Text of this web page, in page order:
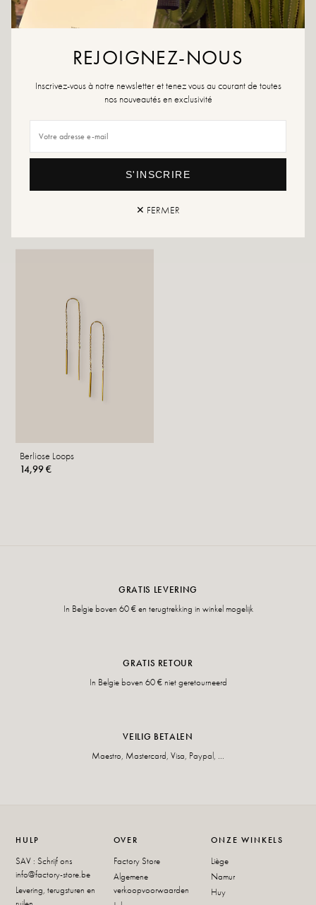
Draairing
Berliose Loops
14,99 €
GRATIS LEVERING
In Belgie boven 60 € en terugtrekking in winkel mogelijk
GRATIS RETOUR
In Belgie boven 60 € niet geretourneerd
VEILIG BETALEN
Maestro, Mastercard, Visa, Paypal, ...
HULP
SAV : Schrijf ons
info@factory-store.be
Levering, terugsturen en
OVER
Factory Store
Algemene
verkoopvoorwaarden
ONZE WINKELS
Liège
Namur
Huy
REJOIGNEZ-NOUS
Inscrivez-vous à notre newsletter et tenez vous au courant de toutes
nos nouveautés en exclusivité
S'INSCRIRE
✕ FERMER